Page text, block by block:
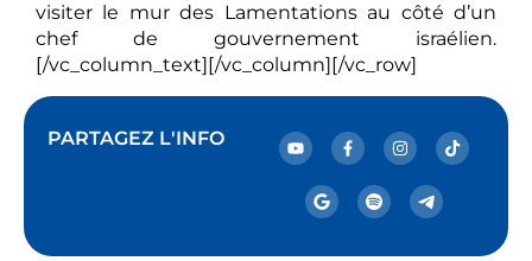
visiter le mur des Lamentations au côté d’un
chef de gouvernement israélien.
[/vc_column_text][/vc_column][/vc_row]
PARTAGEZ L'INFO